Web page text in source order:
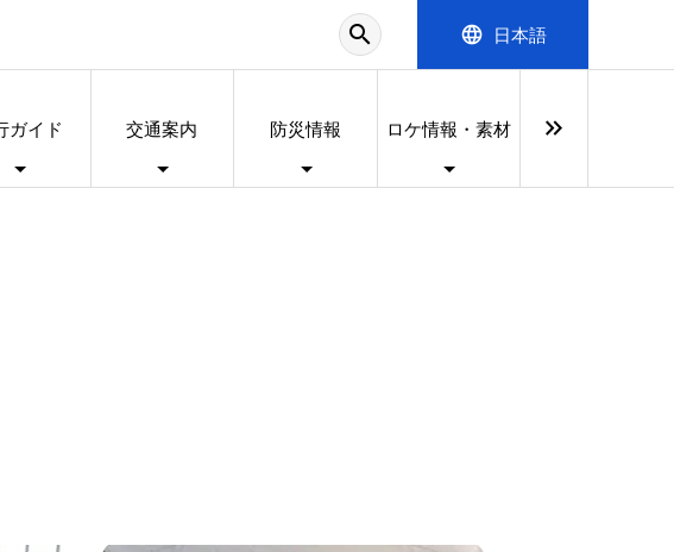
search language 日本語
ガイド 交通案内 防災情報 ロケ情報・素材 keyboard_double_arrow_right